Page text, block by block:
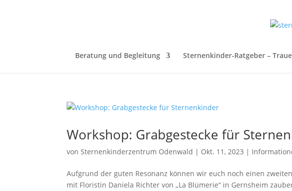
Beratung und Begleitung Sternenkinder-Ratgeber –
Workshop: Grabgestecke für
vonSternenkinderzentrum Odenwald | Okt. 11, 2023 |
Aufgrund der guten Resonanz können wir euch noch einen
mit Floristin Daniela Richter von „La Blümerie“ in Gernsheim